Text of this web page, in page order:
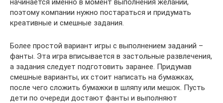
начинается именно в момент выполнения желаний,
поэтому компании нужно постараться и придумать
креативные и смешные задания.
Более простой вариант игры с выполнением заданий –
фанты. Эта игра вписывается в застольные развлечения,
а задания следует подготовить заранее. Придумав
смешные варианты, их стоит написать на бумажках,
после чего сложить бумажки в шляпу или мешок. Пусть
дети по очереди достают фанты и выполняют